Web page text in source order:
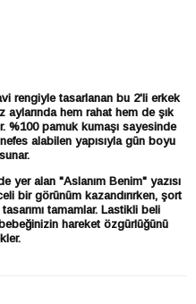
rengiyle tasarlanan bu 2'li erkek
hem rahat hem de şık
%100 pamuk kumaşı sayesinde
alabilen yapısıyla gün boyu
yer alan "Aslanım Benim" yazısı
bir görünüm kazandırırken, şort
tamamlar. Lastikli beli
hareket özgürlüğünü